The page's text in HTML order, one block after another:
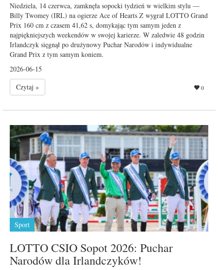
Niedziela, 14 czerwca, zamknęła sopocki tydzień w wielkim stylu —
Billy Twomey (IRL) na ogierze Ace of Hearts Z wygrał LOTTO Grand
Prix 160 cm z czasem 41,62 s, domykając tym samym jeden z
najpiękniejszych weekendów w swojej karierze. W zaledwie 48 godzin
Irlandczyk sięgnął po drużynowy Puchar Narodów i indywidualne
Grand Prix z tym samym koniem.
2026-06-15
Czytaj »
0
Sport
LOTTO CSIO Sopot 2026: Puchar
Narodów dla Irlandczyków!